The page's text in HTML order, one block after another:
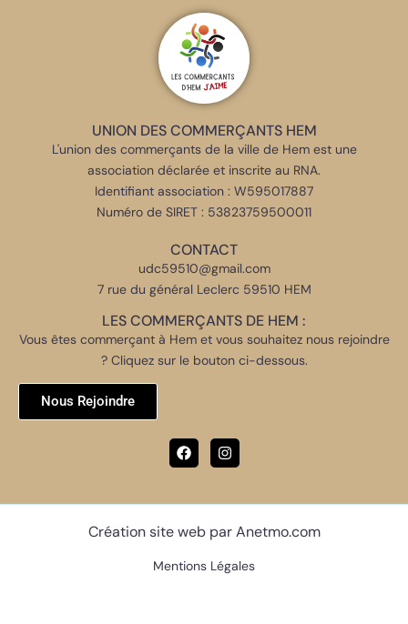
UNION DES COMMERÇANTS HEM
L'union des commerçants de la ville de Hem est une
association déclarée et inscrite au RNA.
Identifiant association : W595017887
Numéro de SIRET : 53823759500011
CONTACT
udc59510@gmail.com
7 rue du général Leclerc 59510 HEM
LES COMMERÇANTS DE HEM :
Vous êtes commerçant à Hem et vous souhaitez nous rejoindre
? Cliquez sur le bouton ci-dessous.
Nous Rejoindre
Création site web par Anetmo.com
Mentions Légales